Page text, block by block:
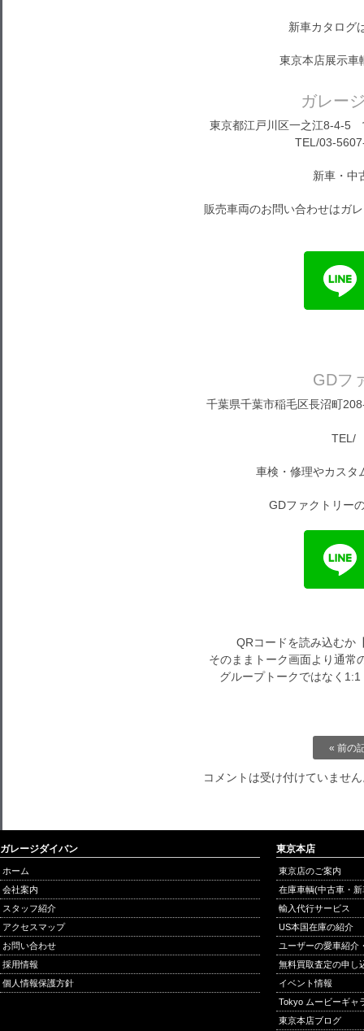
新車カタログ
東京本店展示
ガレー
東京都江戸川区一之江8-4-5
TEL/03-
新車・中
販売車両のお問い合わせはガ
GDフ
千葉県千葉市稲毛区長沼町
TEL/
車検・修理やカスタ
GDファクトリー
QRコードを読み込むか
そのままトーク画面より通常
グループトークではなく
« 前の
コメントは受け付けていませ
ガレージダイバン
ホーム
会社案内
スタッフ紹介
アクセスマップ
お問い合わせ
採用情報
個人情報保護方針
東京本店
東京店のご案内
在庫車輌(中古車・
輸入代行サービス
US本国在庫の紹介
ユーザーの愛車紹介
無料買取査定の申し
イベント情報
Tokyo ムービーギャ
東京本店ブログ